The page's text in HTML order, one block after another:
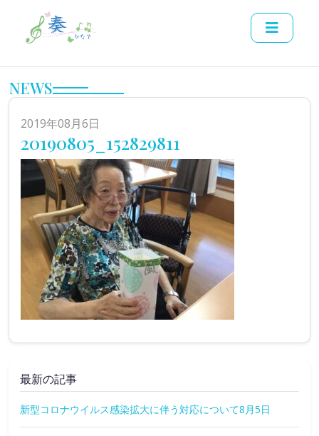
NEWS
2019年08月6日
20190805_152829811
最新の記事
新型コロナウイルス感染拡大に伴う対応について8月5日